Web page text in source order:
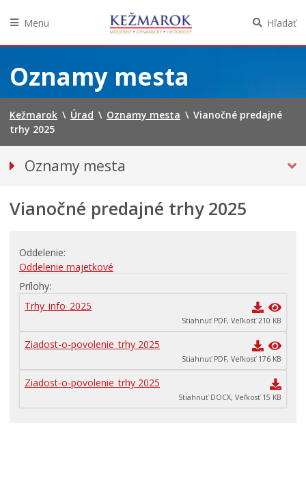
obsah
Menu Hľadať
Oznamy mesta
Kežmarok \ Úrad \ Oznamy mesta \ Vianočné predajné
trhy 2025
Oznamy mesta
Bezpečnosť
Doprava, údržba komunikácií
Financie
Kultúra, šport a propagácia
Primátor informuje
Rodina, život, bývanie
Stavby, prenájmy a pozemky
Vianočné predajné trhy 2025
Oddelenie
Oddelenie majetkové
Prílohy
Trhy_info_2025
Stiahnuť PDF, Veľkosť 210 KB
Ziadost-o-povolenie_trhy 2025
Stiahnuť PDF, Veľkosť 176 KB
Ziadost-o-povolenie_trhy 2025
Stiahnuť DOCX, Veľkosť 15 KB